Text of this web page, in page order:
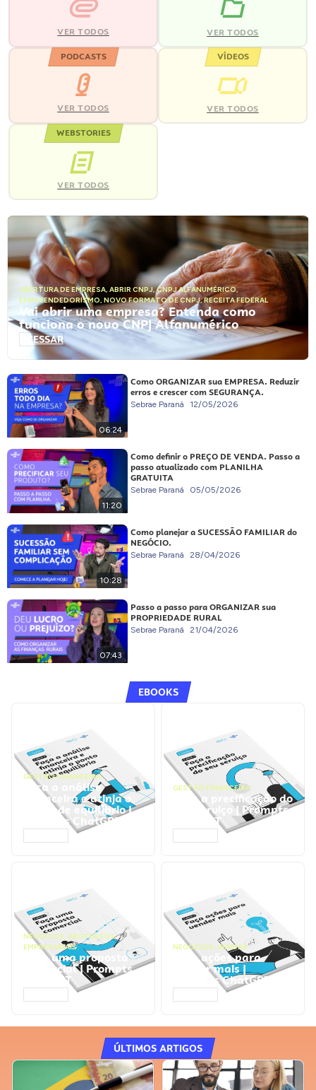
VER TODOS VER TODOS
PODCASTS
VER TODOS
VÍDEOS
VER TODOS
WEBSTORIES
VER TODOS
ABERTURA DE EMPRESA, ABRIR CNPJ,CNPJ ALFANUMÉRICO,
EMPREENDEDORISMO, NOVO FORMATO DE CNPJ,RECEITA FEDERAL
Vai abrir uma empresa? Entenda como
funciona o novo CNPJ Alfanumérico
ACESSAR
06:24
Como ORGANIZAR sua EMPRESA. Reduzir
erros e crescer com SEGURANÇA.
Sebrae Paraná 12/05/2026
11:20
Como definir o PREÇO DE VENDA. Passo a
passo atualizado com PLANILHA
GRATUITA
Sebrae Paraná 05/05/2026
10:28
Como planejar a SUCESSÃO FAMILIAR do
NEGÓCIO.
Sebrae Paraná 28/04/2026
07:43
Passo a passo para ORGANIZAR sua
PROPRIEDADE RURAL
Sebrae Paraná 21/04/2026
EBOOKS
GESTÃO FINANCEIRA
Faça a análise
financeira e atinja o
ponto de equilíbrio |
Prompts ChatGPT
GESTÃO FINANCEIRA
Faça a precificação do
seu serviço | Prompts
ChatGPT
NEGÓCIOS, PROCESSOS
EMPRESARIAIS
Faça uma proposta
comercial | Prompts
ChatGPT
NEGÓCIOS, VENDAS
Faça ações para
vender mais |
Prompts ChatGPT
ÚLTIMOS ARTIGOS